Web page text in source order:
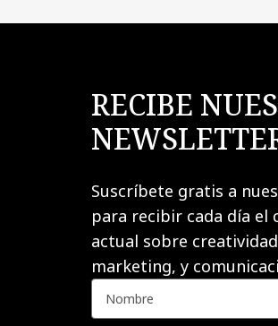
RECIBE
Suscríbete gratis a
para recibir cada día el
actual sobre
marketing, y